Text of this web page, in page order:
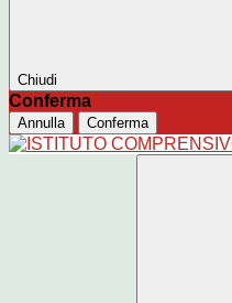
Chiudi
Conferma
Annulla Conferma